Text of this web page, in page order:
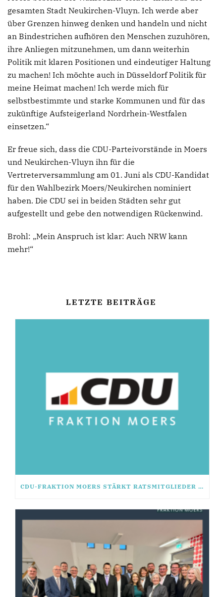
gesamten Stadt Neukirchen-Vluyn. Ich werde aber
über Grenzen hinweg denken und handeln und nicht
an Bindestrichen aufhören den Menschen zuzuhören,
ihre Anliegen mitzunehmen, um dann weiterhin
Politik mit klaren Positionen und eindeutiger Haltung
zu machen! Ich möchte auch in Düsseldorf Politik für
meine Heimat machen! Ich werde mich für
selbstbestimmte und starke Kommunen und für das
zukünftige Aufsteigerland Nordrhein-Westfalen
einsetzen.“
Er freue sich, dass die CDU-Parteivorstände in Moers
und Neukirchen-Vluyn ihn für die
Vertreterversammlung am 01. Juni als CDU-Kandidat
für den Wahlbezirk Moers/Neukirchen nominiert
haben. Die CDU sei in beiden Städten sehr gut
aufgestellt und gebe den notwendigen Rückenwind.
Brohl: „Mein Anspruch ist klar: Auch NRW kann
mehr!“
LETZTE BEITRÄGE
CDU-FRAKTION MOERS STÄRKT RATSMITGLIEDER MIT SEMINAR „FIT FÜR DAS MANDAT“